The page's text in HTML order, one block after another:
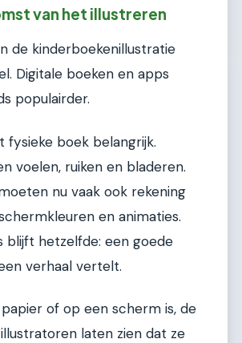
van het illustreren
de kinderboekenillustratie
Digitale boeken en apps
populairder.
fysieke boek belangrijk.
voelen, ruiken en bladeren.
nu vaak ook rekening
en animaties.
blijft hetzelfde: een goede
verhaal vertelt.
of op een scherm is, de
laten zien dat ze